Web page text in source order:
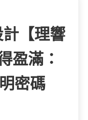
【理響
盈滿：
密碼